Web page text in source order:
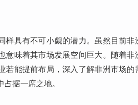
样具有不可小觑的潜力。虽然目前
意味着其市场发展空间巨大。随着
若能提前布局，深入了解非洲市场
据一席之地。